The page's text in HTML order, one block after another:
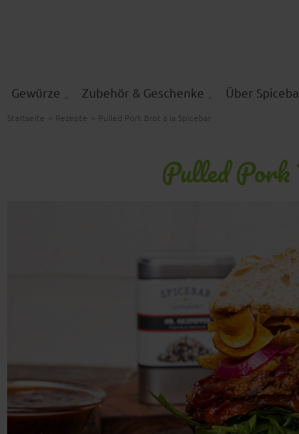
Gewürze Zubehör & Geschenke Über
Startseite » Rezepte » Pulled Pork Brot á la Spicebar
Pulled